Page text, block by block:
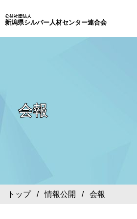
公益社団法人
新潟県シルバー人材センター連合会
会報
トップ/情報公開 / 会報